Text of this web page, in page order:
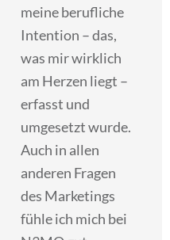
meine berufliche
Intention – das,
was mir wirklich
am Herzen liegt –
erfasst und
umgesetzt wurde.
Auch in allen
anderen Fragen
des Marketings
fühle ich mich bei